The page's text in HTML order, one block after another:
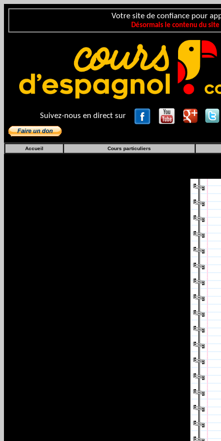
Votre site de confiance pour
Désormais le contenu du
Suivez-nous en direct sur
Accueil Cours particuliers